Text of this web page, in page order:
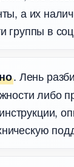
а их
группы в
. Лень
либо